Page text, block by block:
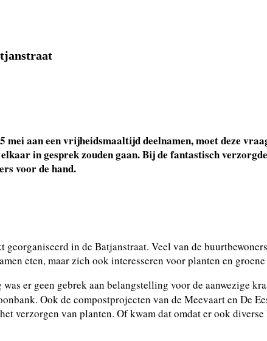
mei aan een vrijheidsmaaltijd deelnamen, moet deze
in gesprek zouden gaan. Bij de fantastisch
voor de hand.
in de Batjanstraat. Veel van de
eten, maar zich ook interesseren voor planten en
was er geen gebrek aan belangstelling voor de aanwezige
Ook de compostprojecten van de Meevaart en De
verzorgen van planten. Of kwam dat omdat er ook